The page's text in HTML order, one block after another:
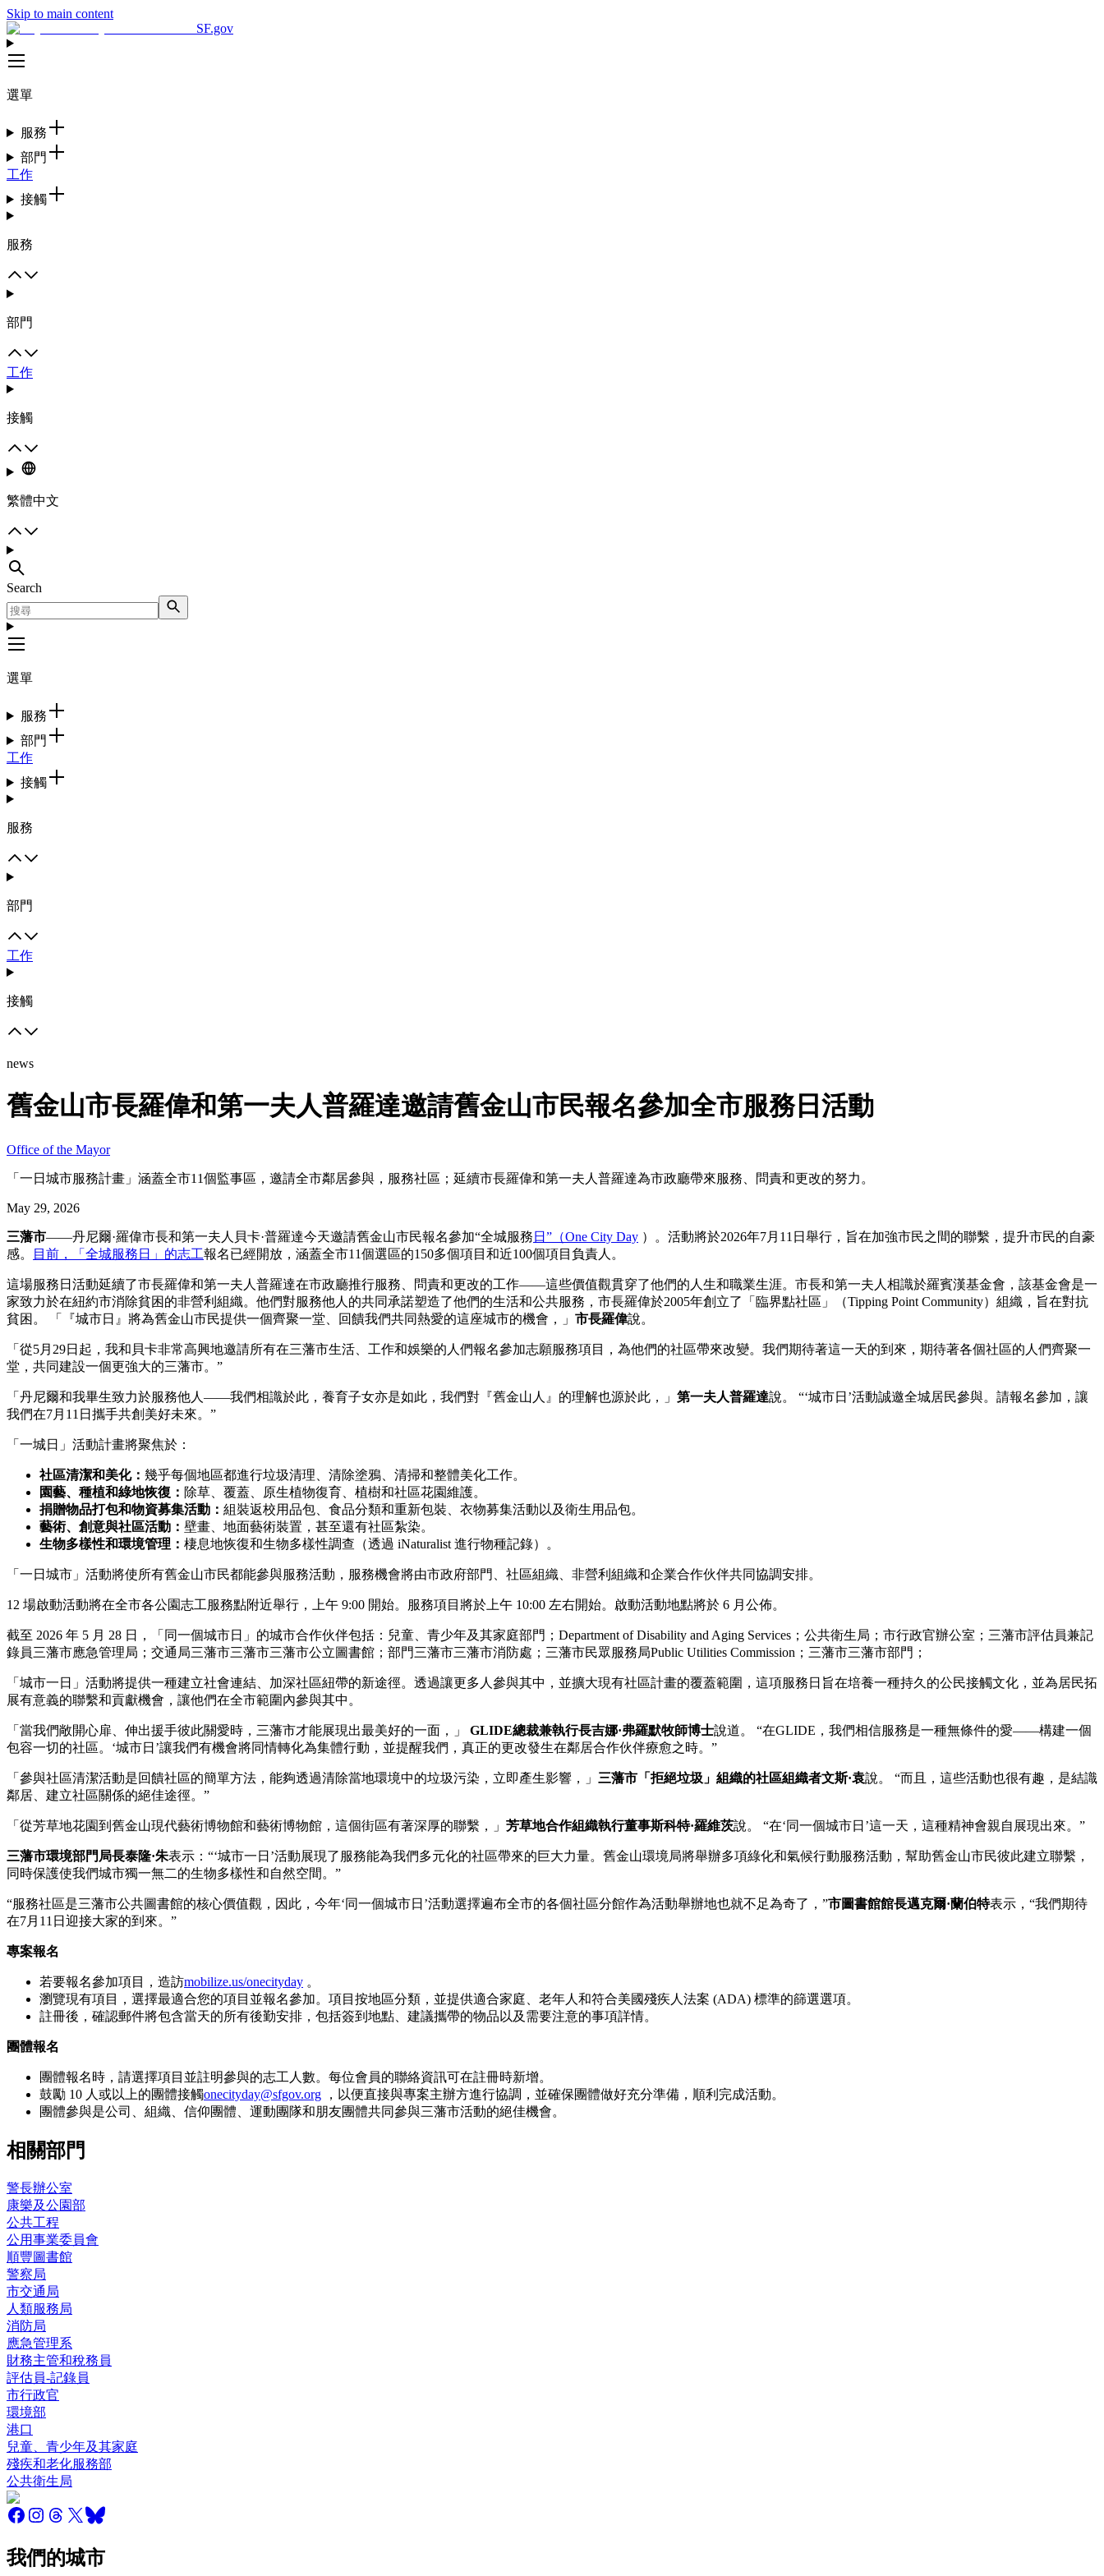
Skip to main content
SF.gov
選單
服務
部門
工作
接觸
服務
部門
工作
接觸
繁體中文
Search
選單
服務
部門
工作
接觸
服務
部門
工作
接觸
news
舊金山市長羅偉和第一夫人普羅達邀請舊金山市民報名參加全市服務日活動
Office of the Mayor
「一日城市服務計畫」涵蓋全市11個監事區，邀請全市鄰居參與，服務社區；延續市長羅偉和第一夫人普羅達為市政廳帶來服務、問責和更改的努力。
May 29, 2026
三藩市——丹尼爾·羅偉市長和第一夫人貝卡·普羅達今天邀請舊金山市民報名參加“全城服務 日”（One City Day ）。活動將於2026年7月11日舉行，旨在加強市民之間的聯繫，提升市民的自豪
感。
目前，「全城服務日」的志工報名已經開放，涵蓋全市11個選區的150多個項目和近100個項目負責人。
這場服務日活動延續了市長羅偉和第一夫人普羅達在市政廳推行服務、問責和更改的工作——這些價值觀貫穿了他們的人生和職業生涯。市長和第一夫人相識於羅賓漢基金會，該基金會是一
家致力於在紐約市消除貧困的非營利組織。他們對服務他人的共同承諾塑造了他們的生活和公共服務，市長羅偉於2005年創立了「臨界點社區」（Tipping Point Community）組織，旨在對抗
貧困。 「『城市日』將為舊金山市民提供一個齊聚一堂、回饋我們共同熱愛的這座城市的機會，」 市長羅偉說。
「從5月29日起，我和貝卡非常高興地邀請所有在三藩市生活、工作和娛樂的人們報名參加志願服務項目，為他們的社區帶來改變。我們期待著這一天的到來，期待著各個社區的人們齊聚一
堂，共同建設一個更強大的三藩市。”
「丹尼爾和我畢生致力於服務他人——我們相識於此，養育子女亦是如此，我們對『舊金山人』的理解也源於此，」 第一夫人普羅達說。 “‘城市日’活動誠邀全城居民參與。請報名參加，讓
我們在7月11日攜手共創美好未來。”
「一城日」活動計畫將聚焦於：
社區清潔和美化： 幾乎每個地區都進行垃圾清理、清除塗鴉、清掃和整體美化工作。
園藝、種植和綠地恢復： 除草、覆蓋、原生植物復育、植樹和社區花園維護。
捐贈物品打包和物資募集活動： 組裝返校用品包、食品分類和重新包裝、衣物募集活動以及衛生用品包。
藝術、創意與社區活動： 壁畫、地面藝術裝置，甚至還有社區紮染。
生物多樣性和環境管理： 棲息地恢復和生物多樣性調查（透過 iNaturalist 進行物種記錄）。
「一日城市」活動將使所有舊金山市民都能參與服務活動，服務機會將由市政府部門、社區組織、非營利組織和企業合作伙伴共同協調安排。
12 場啟動活動將在全市各公園志工服務點附近舉行，上午 9:00 開始。服務項目將於上午 10:00 左右開始。啟動活動地點將於 6 月公佈。
截至 2026 年 5 月 28 日，「同一個城市日」的城市合作伙伴包括：兒童、青少年及其家庭部門；Department of Disability and Aging Services；公共衛生局；市行政官辦公室；三藩市評估員兼記
錄員三藩市應急管理局；交通局三藩市三藩市三藩市公立圖書館；部門三藩市三藩市消防處；三藩市民眾服務局Public Utilities Commission；三藩市三藩市部門；
「城市一日」活動將提供一種建立社會連結、加深社區紐帶的新途徑。透過讓更多人參與其中，並擴大現有社區計畫的覆蓋範圍，這項服務日旨在培養一種持久的公民接觸文化，並為居民拓
展有意義的聯繫和貢獻機會，讓他們在全市範圍內參與其中。
「當我們敞開心扉、伸出援手彼此關愛時，三藩市才能展現出最美好的一面，」 GLIDE總裁兼執行長吉娜·弗羅默牧師博士說道。 “在GLIDE，我們相信服務是一種無條件的愛——構建一個
包容一切的社區。‘城市日’讓我們有機會將同情轉化為集體行動，並提醒我們，真正的更改發生在鄰居合作伙伴療愈之時。”
「參與社區清潔活動是回饋社區的簡單方法，能夠透過清除當地環境中的垃圾污染，立即產生影響，」 三藩市「拒絕垃圾」組織的社區組織者文斯·袁說。 “而且，這些活動也很有趣，是結識
鄰居、建立社區關係的絕佳途徑。”
「從芳草地花園到舊金山現代藝術博物館和藝術博物館，這個街區有著深厚的聯繫，」 芳草地合作組織執行董事斯科特·羅維茨說。 “在‘​​同一個城市日’這一天，這種精神會親自展現出來。”
三藩市環境部門局長泰隆·朱表示：“‘城市一日’活動展現了服務能為我們多元化的社區帶來的巨大力量。舊金山環境局將舉辦多項綠化和氣候行動服務活動，幫助舊金山市民彼此建立聯繫，
同時保護使我們城市獨一無二的生物多樣性和自然空間。”
“服務社區是三藩市公共圖書館的核心價值觀，因此，今年‘同一個城市日’活動選擇遍布全市的各個社區分館作為活動舉辦地也就不足為奇了，”市圖書館館長邁克爾·蘭伯特表示，“我們期待
在7月11日迎接大家的到來。”
專案報名
若要報名參加項目，造訪mobilize.us/onecityday 。
瀏覽現有項目，選擇最適合您的項目並報名參加。項目按地區分類，並提供適合家庭、老年人和符合美國殘疾人法案 (ADA) 標準的篩選選項。
註冊後，確認郵件將包含當天的所有後勤安排，包括簽到地點、建議攜帶的物品以及需要注意的事項詳情。
團體報名
團體報名時，請選擇項目並註明參與的志工人數。每位會員的聯絡資訊可在註冊時新增。
鼓勵 10 人或以上的團體接觸onecityday@sfgov.org ，以便直接與專案主辦方進行協調，並確保團體做好充分準備，順利完成活動。
團體參與是公司、組織、信仰團體、運動團隊和朋友團體共同參與三藩市活動的絕佳機會。
相關部門
警長辦公室
康樂及公園部
公共工程
公用事業委員會
順豐圖書館
警察局
市交通局
人類服務局
消防局
應急管理系
財務主管和稅務員
評估員-記錄員
市行政官
環境部
港口
兒童、青少年及其家庭
殘疾和老化服務部
公共衛生局
我們的城市